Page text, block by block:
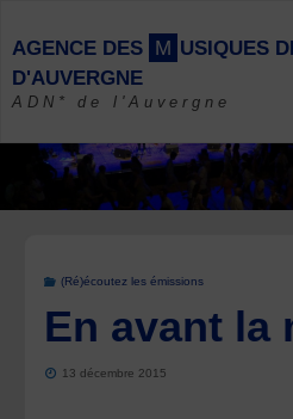
content
AGENCE DES M USIQUES D
D'AUVERGNE
ADN* de l'Auvergne
(Ré)écoutez les émissions
En avant la
13 décembre 2015